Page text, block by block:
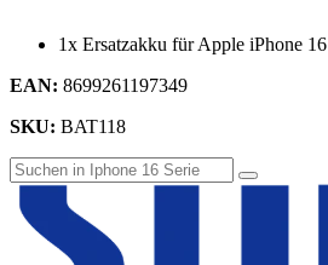
1x Ersatzakku für Apple iPhone 16
EAN: 8699261197349
SKU: BAT118